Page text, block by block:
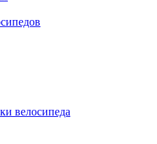
велосипеда